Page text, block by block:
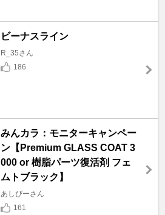
ビーナスライン
R_35さん
186
みんカラ：モニターキャンペー
ン【Premium GLASS COAT 3
000 or 樹脂パーツ復活剤 フェ
ムトブラック】
あしぴーさん
161